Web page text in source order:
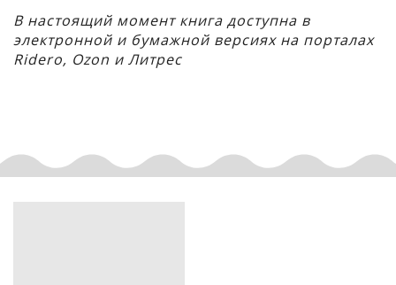
В настоящий момент книга доступна в
электронной и бумажной версиях на порталах
Ridero, Ozon и Литрес